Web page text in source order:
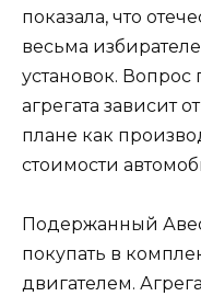
показала, что
весьма
установок.
агрегата зависит
плане как
стоимости
Подержанный
покупать в
двигателем.